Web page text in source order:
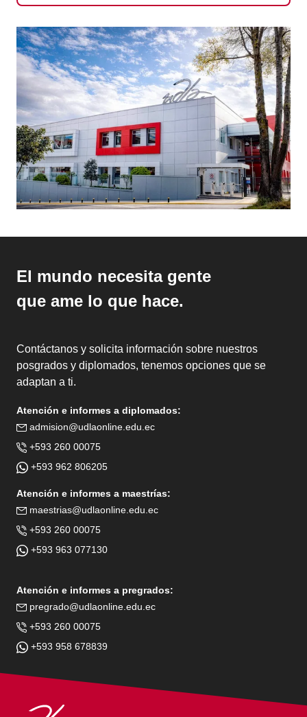
El mundo necesita gente
que ame lo que hace.
Contáctanos y solicita información sobre nuestros
posgrados y diplomados, tenemos opciones que se
adaptan a ti.
Atención e informes a diplomados:
admision@udlaonline.edu.ec
+593 260 00075
+593 962 806205
Atención e informes a maestrías:
maestrias@udlaonline.edu.ec
+593 260 00075
+593 963 077130
Atención e informes a pregrados:
pregrado@udlaonline.edu.ec
+593 260 00075
+593 958 678839